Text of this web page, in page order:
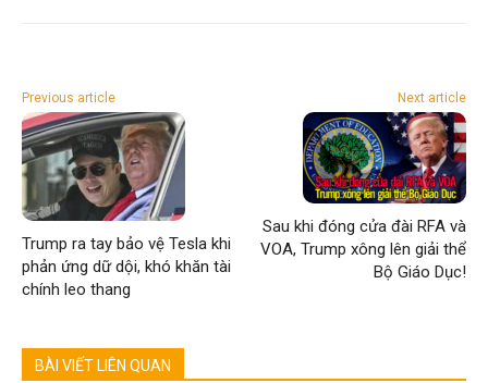
Previous article
Trump ra tay bảo vệ Tesla khi
phản ứng dữ dội, khó khăn tài
chính leo thang
Next article
Sau khi đóng cửa đài RFA và
VOA, Trump xông lên giải thể
Bộ Giáo Dục!
BÀI VIẾT LIÊN QUAN